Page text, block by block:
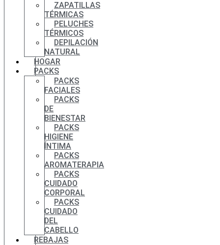
ZAPATILLAS
TÉRMICAS
PELUCHES
TÉRMICOS
DEPILACIÓN
NATURAL
HOGAR
PACKS
PACKS
FACIALES
PACKS
DE
BIENESTAR
PACKS
HIGIENE
ÍNTIMA
PACKS
AROMATERAPIA
PACKS
CUIDADO
CORPORAL
PACKS
CUIDADO
DEL
CABELLO
REBAJAS